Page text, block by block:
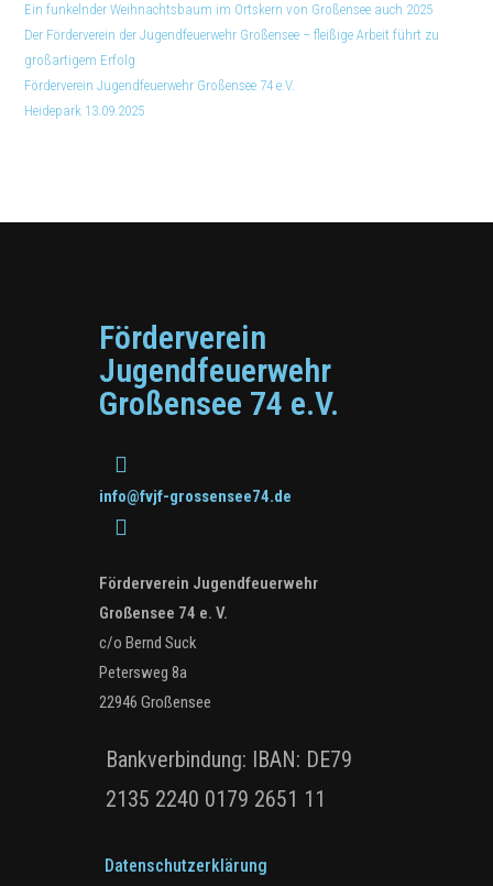
Ein funkelnder Weihnachtsbaum im Ortskern von Großensee auch 2025
Der Förderverein der Jugendfeuerwehr Großensee – fleißige Arbeit führt zu
großartigem Erfolg
Förderverein Jugendfeuerwehr Großensee 74 e.V.
Heidepark 13.09.2025
Förderverein
Jugendfeuerwehr
Großensee 74 e.V.
info@fvjf-grossensee74.de
Förderverein Jugendfeuerwehr
Großensee 74 e. V.
c/o Bernd Suck
Petersweg 8a
22946 Großensee
Bankverbindung: IBAN: DE79
2135 2240 0179 2651 11
Datenschutzerklärung